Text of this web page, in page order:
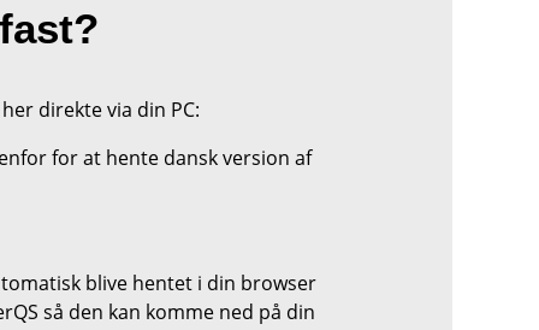
direkte via din PC:
for at hente dansk version af
blive hentet i din browser
så den kan komme ned på din